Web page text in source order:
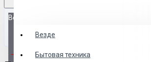
Везде
Везде
Бытовая техника
0 товар(ов) - 0 р.